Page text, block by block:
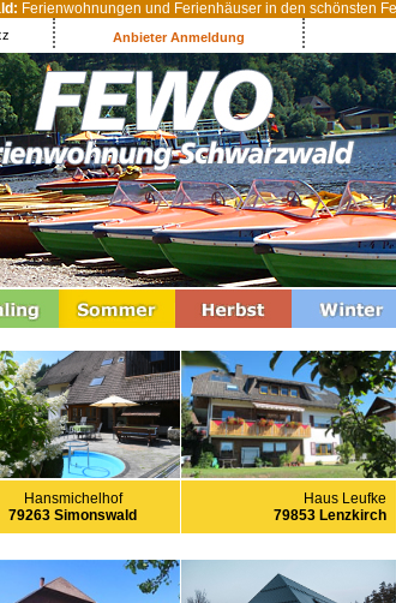
Ferienwohnungen und Ferienhäuser in den schönsten
Anbieter Anmeldung
Hansmichelhof
79263 Simonswald
Haus Leufke
79853 Lenzkirch